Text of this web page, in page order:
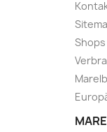
Shops